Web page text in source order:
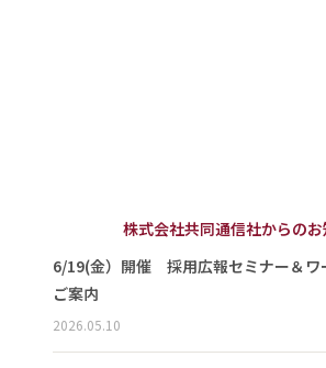
株式会社共同通信社からの
6/19(金）開催 採用広報セミナー＆ワ
ご案内
2026.05.10